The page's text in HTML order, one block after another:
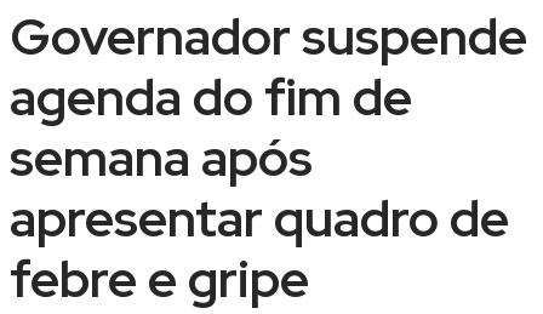
Governador suspende
agenda do fim de
semana após
apresentar quadro de
febre e gripe